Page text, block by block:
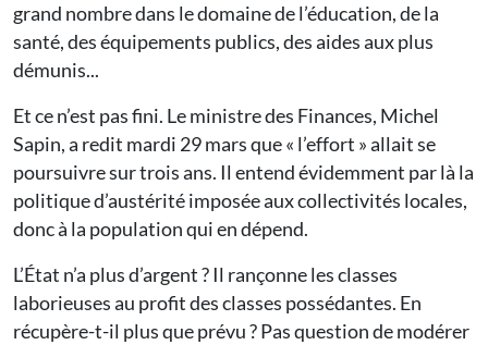
grand nombre dans le domaine de l’éducation, de la
santé, des équipements publics, des aides aux plus
démunis...
Et ce n’est pas fini. Le ministre des Finances, Michel
Sapin, a redit mardi 29 mars que « l’effort » allait se
poursuivre sur trois ans. Il entend évidemment par là la
politique d’austérité imposée aux collectivités locales,
donc à la population qui en dépend.
L’État n’a plus d’argent ? Il rançonne les classes
laborieuses au profit des classes possédantes. En
récupère-t-il plus que prévu ? Pas question de modérer